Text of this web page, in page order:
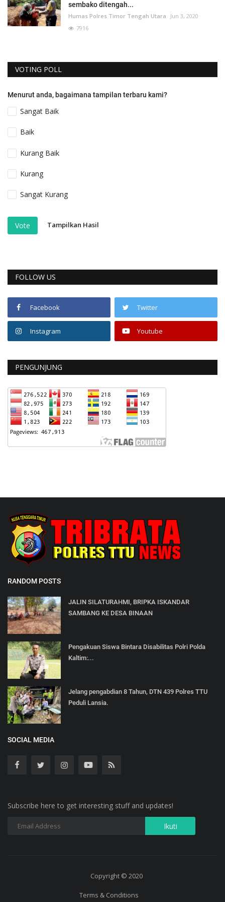
sembako ditengah...
Humas Polres Timor Tengah Utara
Jun 3, 2020
7916
VOTING POLL
Menurut anda, bagaimana tampilan terbaru kami?
Sangat Baik
Baik
Kurang Baik
Kurang
Sangat Kurang
Vote Tampilkan Hasil
FOLLOW US
Facebook Twitter
Instagram Youtube
PENGUNJUNG
RANDOM POSTS
JALIN SILATURAHMI, BRIPKA ISKANDAR
SAMBANG KE DESA BINAAN
Pengakuan Siswa Bintara Disabilitas Polri Polda
Kaltim:...
Jelang pengabdian 8 Tahun, DTN 439 Polres TTU
Peduli Lansia.
SOCIAL MEDIA
Subscribe here to get interesting stuff and updates!
Copyright © 2020
Terms & Conditions